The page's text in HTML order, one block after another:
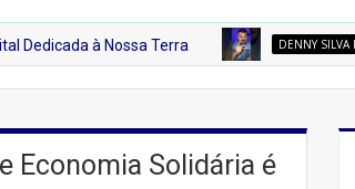
Nossa Terra DENNY SILVA PROFISSIONAL
Economia Solidária é